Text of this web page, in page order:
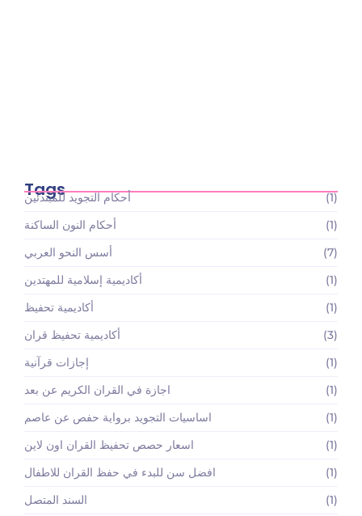
Tags
أحكام التجويد للمبتدئين
(1)
أحكام النون الساكنة
(1)
أسس النحو العربي
(7)
أكاديمية إسلامية للمهتدين
(1)
أكاديمية تحفيظ
(1)
أكاديمية تحفيظ قران
(3)
إجازات قرآنية
(1)
اجازة في القران الكريم عن بعد
(1)
اساسيات التجويد برواية حفص عن عاصم
(1)
اسعار حصص تحفيظ القران اون لاين
(1)
افضل سن للبدء في حفظ القران للاطفال
(1)
السند المتصل
(1)